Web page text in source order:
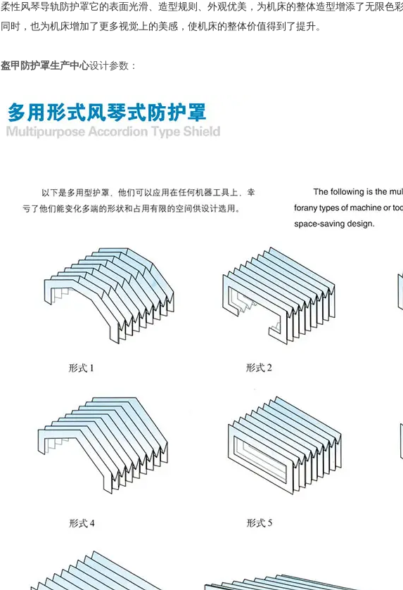
柔性风琴导轨防护罩它的表面光滑、造型规则、外观优美，为机床的整体造型增添了无限色
同时，也为机床增加了更多视觉上的美感，使机床的整体价值得到了提升。
盔甲防护罩生产中心设计参数：